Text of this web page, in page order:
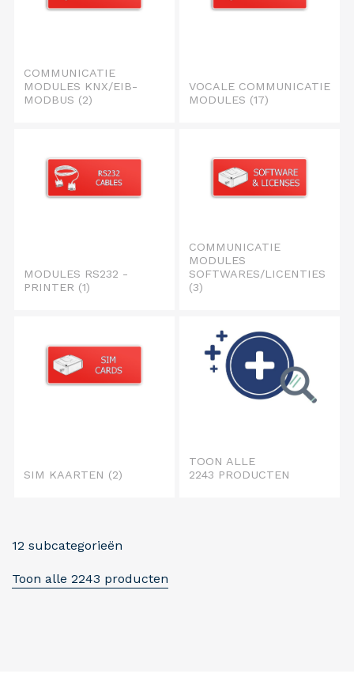
COMMUNICATIE
MODULES KNX/EIB-
MODBUS (2)
VOCALE COMMUNICATIE
MODULES (17)
MODULES RS232 -
PRINTER (1)
COMMUNICATIE
MODULES
SOFTWARES/LICENTIES
(3)
SIM KAARTEN (2)
TOON ALLE
2243 PRODUCTEN
12 subcategorieën
Toon alle 2243 producten